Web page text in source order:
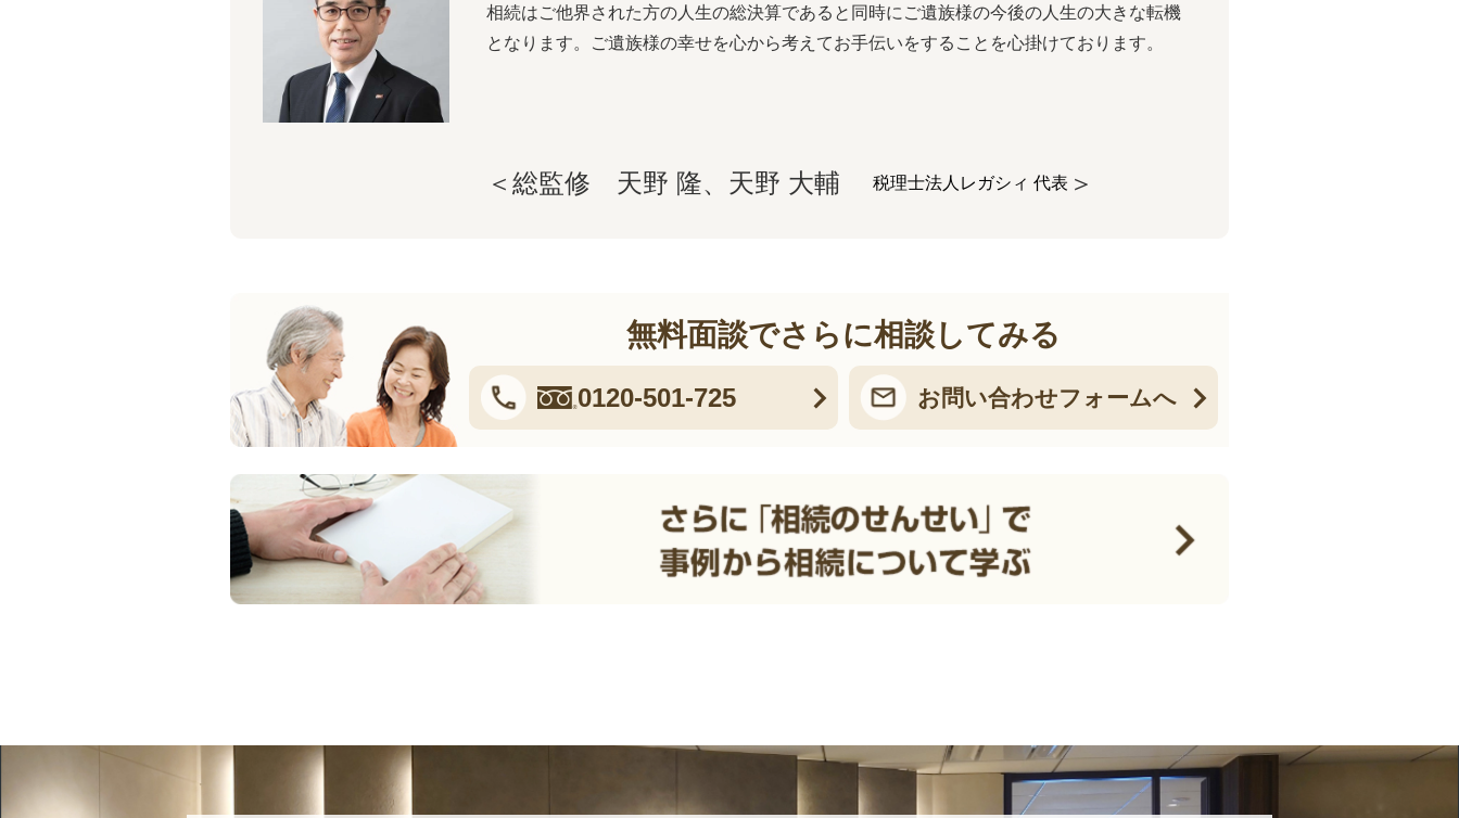
相続はご他界された方の人生の総決算であると同時にご遺族様の今後の人生の大きな転機
となります。ご遺族様の幸せを心から考えてお手伝いをすることを心掛けております。
＜総監修 天野 隆、天野 大輔 税理士法人レガシィ 代表 ＞
無料面談でさらに相談してみる
0120-501-725 お問い合わせフォームへ